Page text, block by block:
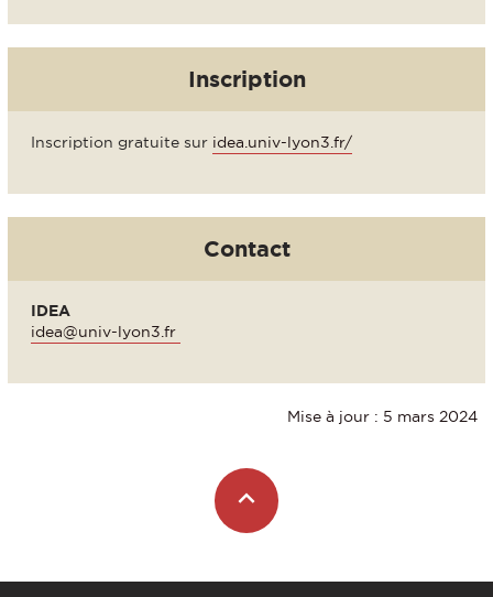
Inscription
Inscription gratuite sur idea.univ-lyon3.fr/
Contact
IDEA
idea@univ-lyon3.fr
Mise à jour : 5 mars 2024